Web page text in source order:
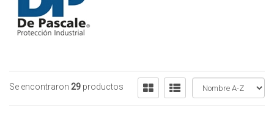
Se encontraron 29 productos